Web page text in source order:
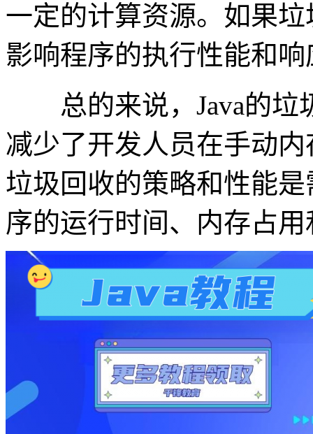
一定的计算资源。如果
影响程序的执行性能和
总的来说，Java的垃
减少了开发人员在手动
垃圾回收的策略和性能
序的运行时间、内存占